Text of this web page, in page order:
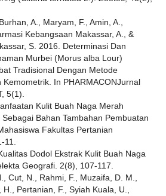
A., Maryam, F., Amin, A.,
Kebangsaan Makassar, A., &
S. 2016. Determinasi Dan
Murbei (Morus alba Lour)
Tradisional Dengan Metode
In PHARMACONJurnal
5(1).
Kulit Buah Naga Merah
Bahan Tambahan Pembuatan
Fakultas Pertanian
Dodol Ekstrak Kulit Buah Naga
Geografi. 2(8), 107-117.
Cut, N., Rahmi, F., Muzaifa, D. M.,
Pertanian, F., Syiah Kuala, U.,